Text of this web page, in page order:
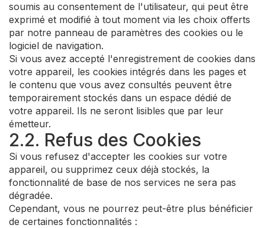
soumis au consentement de l'utilisateur, qui peut être
exprimé et modifié à tout moment via les choix offerts
par notre panneau de paramètres des cookies ou le
logiciel de navigation.
Si vous avez accepté l'enregistrement de cookies dans
votre appareil, les cookies intégrés dans les pages et
le contenu que vous avez consultés peuvent être
temporairement stockés dans un espace dédié de
votre appareil. Ils ne seront lisibles que par leur
émetteur.
2.2. Refus des Cookies
Si vous refusez d'accepter les cookies sur votre
appareil, ou supprimez ceux déjà stockés, la
fonctionnalité de base de nos services ne sera pas
dégradée.
Cependant, vous ne pourrez peut-être plus bénéficier
de certaines fonctionnalités :